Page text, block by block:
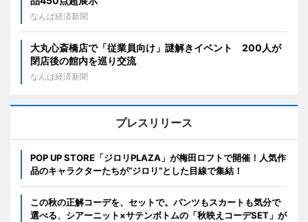
なんば経済新聞
大丸心斎橋店で「従業員向け」謎解きイベント 200人が
閉店後の館内を巡り交流
なんば経済新聞
プレスリリース
POP UP STORE「ジロリPLAZA」が梅田ロフトで開催！人気作
品のキャラクターたちが“ジロリ”とした目線で集結！
この秋の正解コーデを、セットで。パンツもスカートも気分で
選べる、シアーニット×サテンボトムの「秋映えコーデSET」が